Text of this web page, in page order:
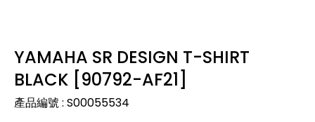
YAMAHA SR DESIGN T-SHIRT
BLACK [90792-AF21]
產品編號: S00055534